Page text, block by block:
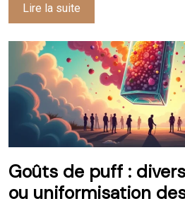
Lire la suite
Goûts de puff :
ou uniformisation